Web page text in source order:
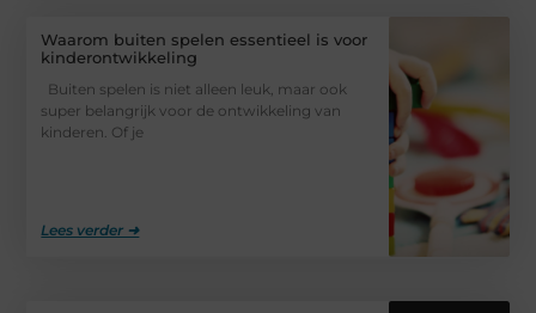
Waarom buiten spelen essentieel is voor
kinderontwikkeling
Buiten spelen is niet alleen leuk, maar ook
super belangrijk voor de ontwikkeling van
kinderen. Of je
Lees verder ➜